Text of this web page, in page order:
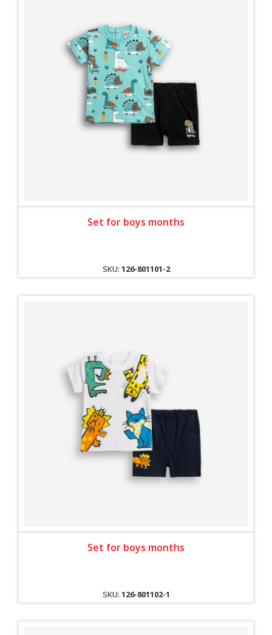
Set for boys months
SKU: 126-801101-2
Set for boys months
SKU: 126-801102-1